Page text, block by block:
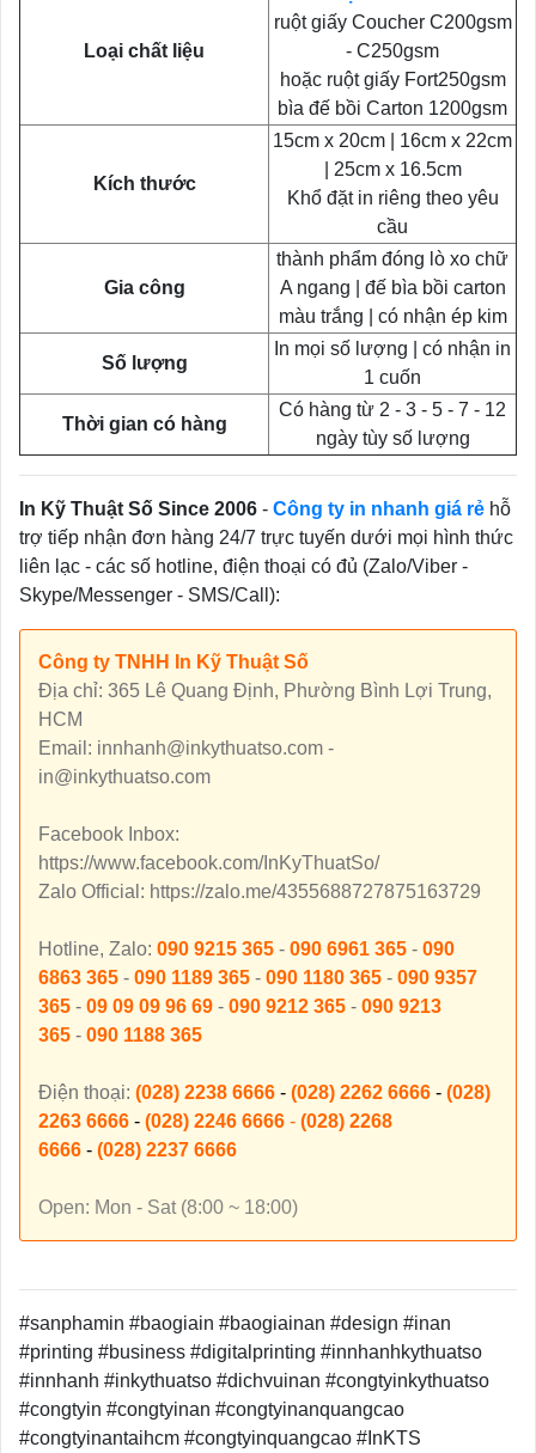
Loại chất liệu
ruột giấy Coucher C200gsm
- C250gsm
hoặc ruột giấy Fort250gsm
bìa đế bồi Carton 1200gsm
Kích thước
15cm x 20cm | 16cm x 22cm
| 25cm x 16.5cm
Khổ đặt in riêng theo yêu
cầu
Gia công
thành phẩm đóng lò xo chữ
A ngang | đế bìa bồi carton
màu trắng | có nhận ép kim
Số lượng
In mọi số lượng | có nhận in
1 cuốn
Thời gian có hàng
Có hàng từ 2 - 3 - 5 - 7 - 12
ngày tùy số lượng
In Kỹ Thuật Số Since 2006 - Công ty in nhanh giá rẻ hỗ
trợ tiếp nhận đơn hàng 24/7 trực tuyến dưới mọi hình thức
liên lạc - các số hotline, điện thoại có đủ (Zalo/Viber -
Skype/Messenger - SMS/Call):
Công ty TNHH In Kỹ Thuật Số
Địa chỉ: 365 Lê Quang Định, Phường Bình Lợi Trung,
HCM
Email: innhanh@inkythuatso.com -
in@inkythuatso.com
Facebook Inbox:
https://www.facebook.com/InKyThuatSo/
Zalo Official: https://zalo.me/4355688727875163729
Hotline, Zalo: 090 9215 365 - 090 6961 365 - 090
6863 365 - 090 1189 365 - 090 1180 365 - 090 9357
365 - 09 09 09 96 69 - 090 9212 365 - 090 9213
365 - 090 1188 365
Điện thoại: (028) 2238 6666 - (028) 2262 6666 - (028)
2263 6666 - (028) 2246 6666 - (028) 2268
6666 - (028) 2237 6666
Open: Mon - Sat (8:00 ~ 18:00)
#sanphamin #baogiain #baogiainan #design #inan
#printing #business #digitalprinting #innhanhkythuatso
#innhanh #inkythuatso #dichvuinan #congtyinkythuatso
#congtyin #congtyinan #congtyinanquangcao
#congtyinantaihcm #congtyinquangcao #InKTS